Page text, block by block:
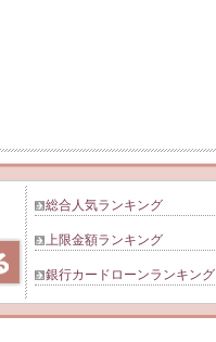
総合人気ランキング
上限金額ランキング
銀行カードローンランキング